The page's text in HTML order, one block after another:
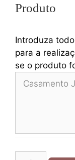
Produto
Introduza
para a
se o produto
Quantidade